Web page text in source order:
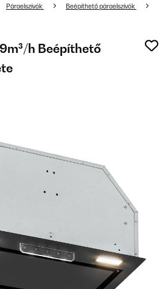
Páraelszívók Beépíthető páraelszívók
h Beépíthető